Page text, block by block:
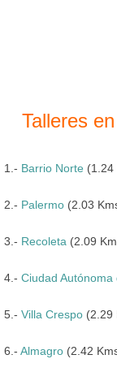
Talleres
1.- Barrio Norte (1.24
2.- Palermo (2.03
3.- Recoleta (2.09
4.- Ciudad Autónoma
5.- Villa Crespo (2.29
6.- Almagro (2.42